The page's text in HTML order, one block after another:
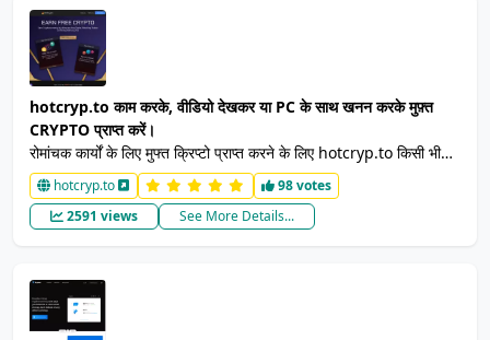
hotcryp.to काम करके, वीडियो देखकर या PC के साथ खनन करके मुफ़्त
CRYPTO प्राप्त करें।
रोमांचक कार्यों के लिए मुफ्त क्रिप्टो प्राप्त करने के लिए hotcryp.to किसी भी
पीसी के साथ वीडियो देखें या मेरा करें, कार्य करें, वीडियो देखें, शॉर्टलिंक्स, ऑफ़र,
माइनिंग और बहुत कुछ करें, मुफ्त क्रिप्टो पुरस्कार प्राप्त करें।
hotcryp.to
98 votes
2591 views
See More Details...